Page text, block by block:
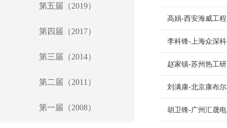
第五届（2019）
第四届（2017）
第三届（2014）
第二届（2011）
第一届（2008）
高娟-西安海威工
李科锋-上海众深
赵家镇-苏州热工
刘满康-北京康布
胡卫锋-广州汇晟